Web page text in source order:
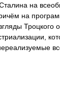
на
на
Троцкого